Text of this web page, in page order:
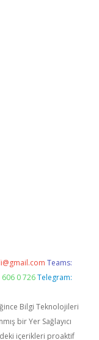
Teams:
0 726 Telegram:
Bilgi Teknolojileri
bir Yer Sağlayıcı
içerikleri proaktif